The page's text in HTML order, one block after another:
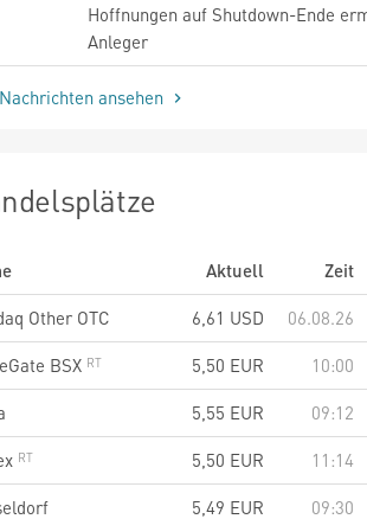
Hoffnungen auf Shutdown-Ende
Anleger
ansehen
Aktuell
Zeit
Other OTC
6,61 USD
06.08.26
BSX
5,50 EUR
10:00
5,55 EUR
09:12
5,50 EUR
11:14
5,49 EUR 09:30